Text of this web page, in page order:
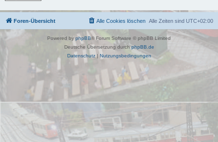
Foren-Übersicht Alle Zeiten sind UTC+02:00
Alle Cookies löschen
Powered byphpBB® Forum Software © phpBB Limited
Deutsche Übersetzung durchphpBB.de
Datenschutz| Nutzungsbedingungen